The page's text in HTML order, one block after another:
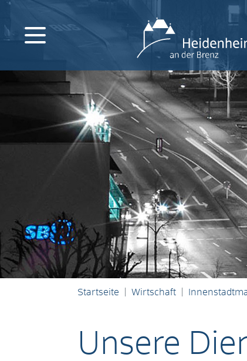
Startseite Wirtschaft
Unsere